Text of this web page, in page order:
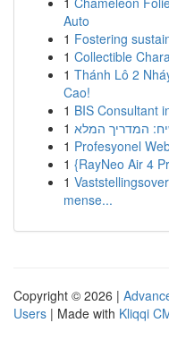
Auto
1 Fostering
1 Collectible
1 Thánh Lô 2
Cao!
1 BIS Consultant
1 המדריך המלא
1 Profesyonel
1 {RayNeo Air 4
1
mense...
Copyright © 2026 |
Users | Made with Kliqqi